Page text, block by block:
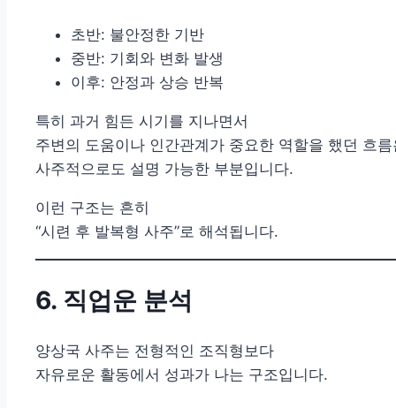
초반: 불안정한 기반
중반: 기회와 변화 발생
이후: 안정과 상승 반복
특히 과거 힘든 시기를 지나면서
주변의 도움이나 인간관계가 중요한 역할을 했던 흐름
사주적으로도 설명 가능한 부분입니다.
이런 구조는 흔히
“시련 후 발복형 사주”로 해석됩니다.
6. 직업운 분석
양상국 사주는 전형적인 조직형보다
자유로운 활동에서 성과가 나는 구조입니다.